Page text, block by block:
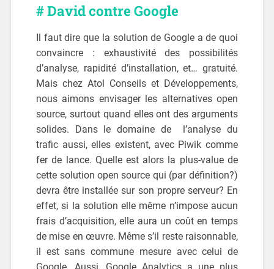
# David contre Google
Il faut dire que la solution de Google a de quoi
convaincre : exhaustivité des possibilités
d’analyse, rapidité d’installation, et… gratuité.
Mais chez Atol Conseils et Développements,
nous aimons envisager les alternatives open
source, surtout quand elles ont des arguments
solides. Dans le domaine de l’analyse du
trafic aussi, elles existent, avec Piwik comme
fer de lance. Quelle est alors la plus-value de
cette solution open source qui (par définition?)
devra être installée sur son propre serveur? En
effet, si la solution elle même n’impose aucun
frais d’acquisition, elle aura un coût en temps
de mise en œuvre. Même s’il reste raisonnable,
il est sans commune mesure avec celui de